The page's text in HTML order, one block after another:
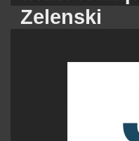
Zelenski